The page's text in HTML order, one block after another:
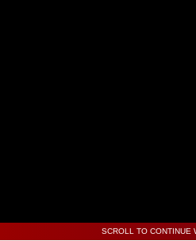
SCROLL TO CONTINUE